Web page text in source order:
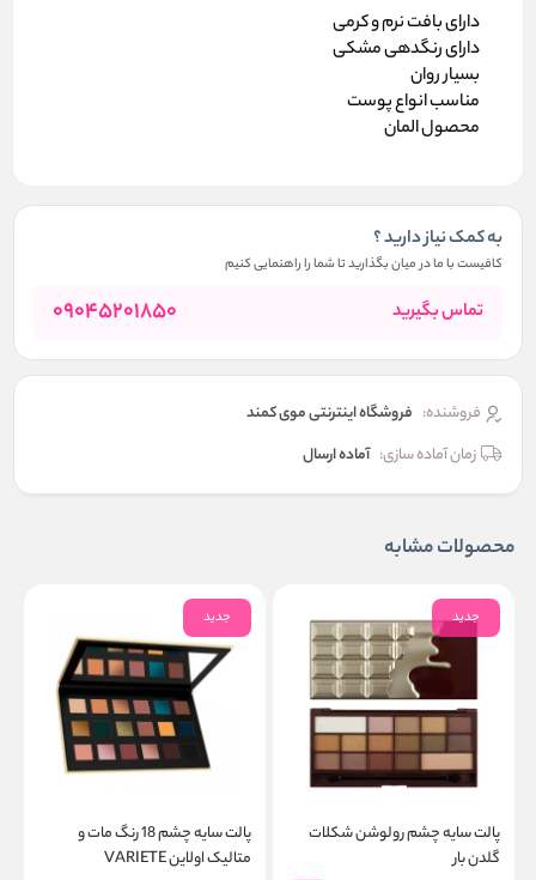
دارای بافت نرم و کرمی
دارای رنگدهی مشکی
بسیار روان
مناسب انواع پوست
محصول المان
به کمک نیاز دارید ؟
کافیست با ما در میان بگذارید تا شما را راهنمایی کنیم
تماس بگیرید 09045201850
فروشنده: فروشگاه اینترنتی موی کمند
زمان آماده سازی: آماده ارسال
محصولات مشابه
جدید
پالت سایه چشم رولوشن شکلات
گلدن بار
جدید
پالت سایه چشم 18 رنگ مات و
متالیک اولاین VARIETE